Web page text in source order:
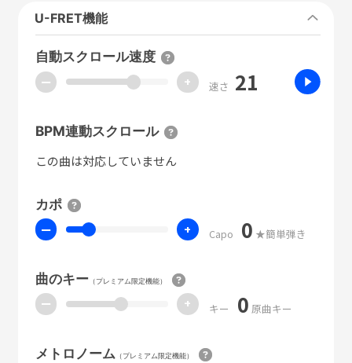
U-FRET機能
自動スクロール速度
ー + 速さ 21
BPM連動スクロール
この曲は対応していません
カポ
ー + Capo 0 ★簡単弾き
曲のキー（プレミアム限定機能）
ー + キー 0 原曲キー
メトロノーム （プレミアム限定機能）